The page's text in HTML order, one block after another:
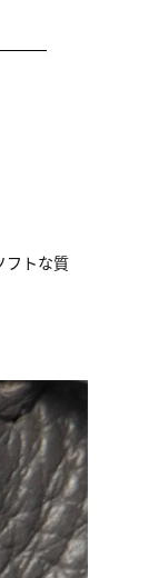
フトな質